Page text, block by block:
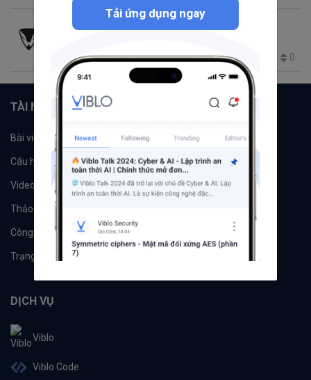
thg 2 28, 2018 1:11 SA
67 0 0 1 0
TÀI NGUYÊN
Bài viết Tổ chức
Câu hỏi Tags
Videos Tác giả
Thảo luận
Công cụ
Trạng thái hệ thống
DỊCH VỤ
Viblo
Viblo Code
Tải ứng dụng ngay